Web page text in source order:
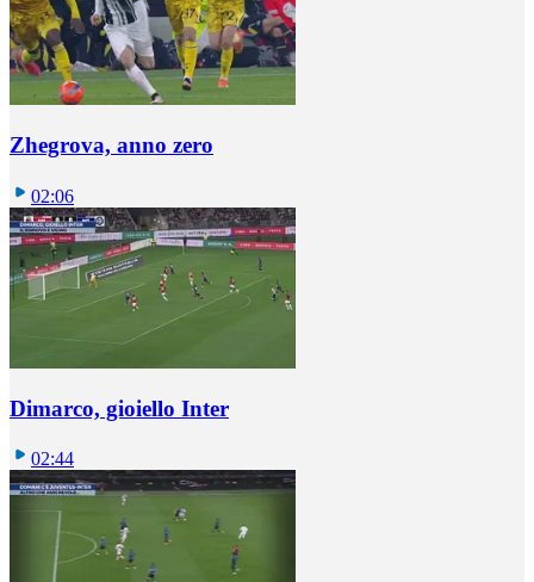
Zhegrova, anno zero
02:06
Dimarco, gioiello Inter
02:44